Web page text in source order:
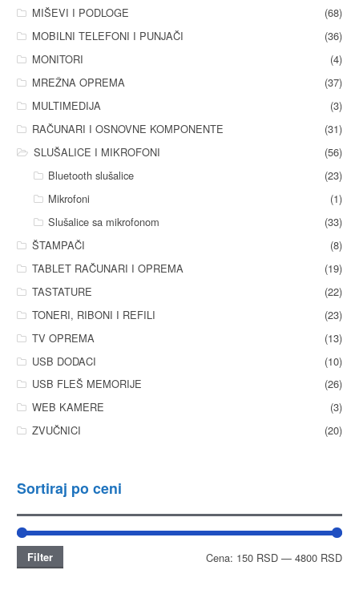
MIŠEVI I PODLOGE
(68)
MOBILNI TELEFONI I PUNJAČI
(36)
MONITORI
(4)
MREŽNA OPREMA
(37)
MULTIMEDIJA
(3)
RAČUNARI I OSNOVNE KOMPONENTE
(31)
SLUŠALICE I MIKROFONI
(56)
Bluetooth slušalice
(23)
Mikrofoni
(1)
Slušalice sa mikrofonom
(33)
ŠTAMPAČI
(8)
TABLET RAČUNARI I OPREMA
(19)
TASTATURE
(22)
TONERI, RIBONI I REFILI
(23)
TV OPREMA
(13)
USB DODACI
(10)
USB FLEŠ MEMORIJE
(26)
WEB KAMERE
(3)
ZVUČNICI
(20)
Sortiraj po ceni
Filter Cena: 150 RSD —4800 RSD